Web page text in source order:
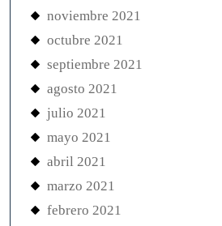
noviembre 2021
octubre 2021
septiembre 2021
agosto 2021
julio 2021
mayo 2021
abril 2021
marzo 2021
febrero 2021